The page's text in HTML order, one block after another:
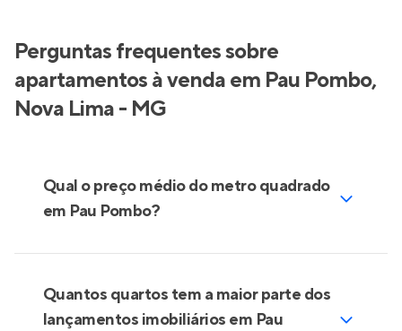
Perguntas frequentes sobre
apartamentos à venda em Pau Pombo,
Nova Lima - MG
Qual o preço médio do metro quadrado
em Pau Pombo?
Quantos quartos tem a maior parte dos
lançamentos imobiliários em Pau